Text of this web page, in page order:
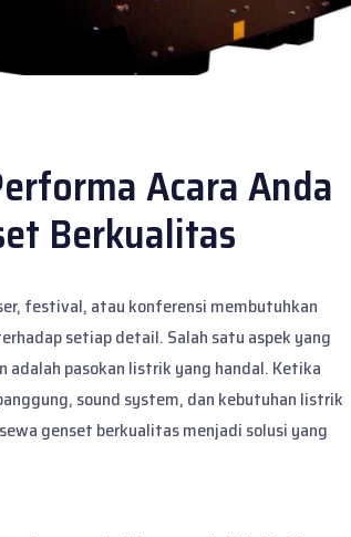
Acara Anda
Berkualitas
festival, atau konferensi membutuhkan
setiap detail. Salah satu aspek yang
pasokan listrik yang handal. Ketika
sound system, dan kebutuhan listrik
genset berkualitas menjadi solusi yang